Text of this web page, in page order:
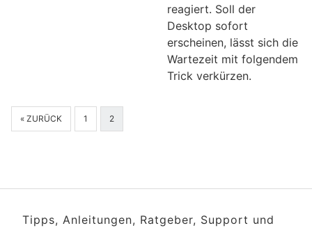
reagiert. Soll der
Desktop sofort
erscheinen, lässt sich die
Wartezeit mit folgendem
Trick verkürzen.
« ZURÜCK 1 2
Tipps, Anleitungen, Ratgeber, Support und